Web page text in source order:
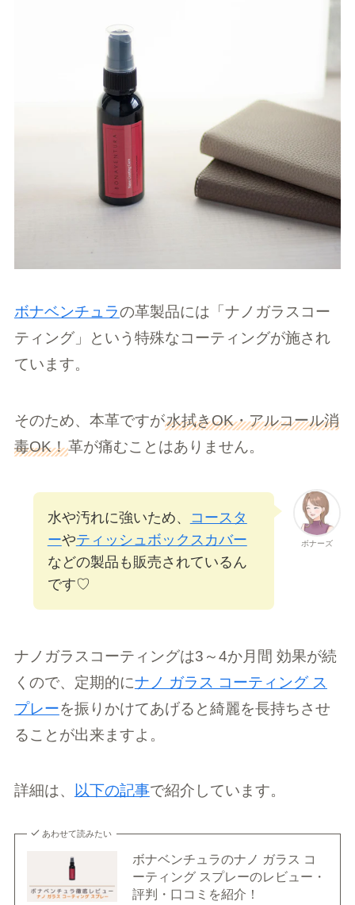
ボナベンチュラの革製品には「ナノガラスコー
ティング」という特殊なコーティングが施され
ています。
そのため、本革ですが水拭きOK・アルコール消
毒OK！革が痛むことはありません。
ボナーズ
水や汚れに強いため、
コースタ
ーやティッシュボックス カバー
などの製品も販売されているん
です♡
ナノガラスコーティングは3～4か月間 効果が続
くので、定期的にナノ ガラス コーティング ス
プレーを振りかけてあげると綺麗を長持ちさせ
ることが出来ますよ。
詳細は、 以下の記事で紹介しています。
あわせて読みたい
ボナベンチュラのナノ ガラス コ
ーティング スプレーのレビュー・
評判・口コミを紹介！